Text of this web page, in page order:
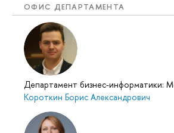
ОФИС ДЕПАРТАМЕНТА
Департамент бизнес-информатики:
Короткин Борис Александрович